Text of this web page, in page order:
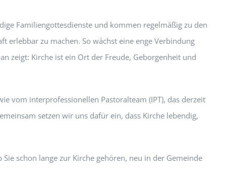
Familiengottesdienste und kommen regelmäßig zu den
erlebbar zu machen. So wächst eine enge Verbindung
zeigt: Kirche ist ein Ort der Freude, Geborgenheit und
vom interprofessionellen Pastoralteam (IPT), das derzeit
setzen wir uns dafür ein, dass Kirche lebendig,
schon lange zur Kirche gehören, neu in der Gemeinde